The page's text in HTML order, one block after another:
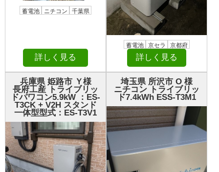
蓄電池 ニチコン 千葉県
詳しく見る
蓄電池 京セラ 京都府
詳しく見る
兵庫県 姫路市 Ｙ様
長府工産 トライブリッ
ドパワコン5.9kW ：ES-
T3CK + V2H スタンド
一体型型式：ES-T3V1
埼玉県 所沢市 О 様
ニチコン トライブリッ
ド7.4kWh ESS-T3M1